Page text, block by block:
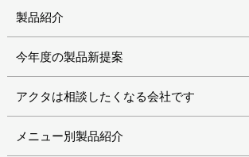
製品紹介
今年度の製品新提案
アクタは相談したくなる会社です
メニュー別製品紹介